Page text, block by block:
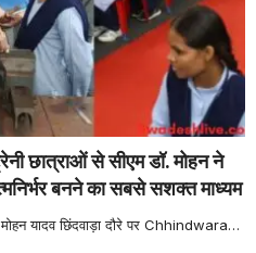
से सीएम डॉ. मोहन ने
बनने का सबसे सशक्त माध्यम
यादव छिंदवाड़ा दौरे पर Chhindwara…